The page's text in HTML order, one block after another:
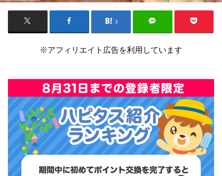
3
※アフィリエイト広告を利用しています